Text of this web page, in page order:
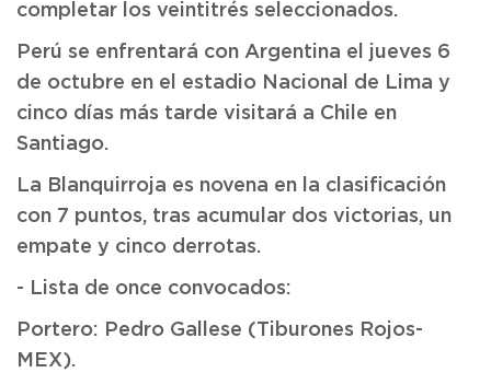
completar los veintitrés seleccionados.
Perú se enfrentará con Argentina el jueves 6
de octubre en el estadio Nacional de Lima y
cinco días más tarde visitará a Chile en
Santiago.
La Blanquirroja es novena en la clasificación
con 7 puntos, tras acumular dos victorias, un
empate y cinco derrotas.
- Lista de once convocados:
Portero: Pedro Gallese (Tiburones Rojos-
MEX).